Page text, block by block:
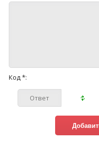
Код *: